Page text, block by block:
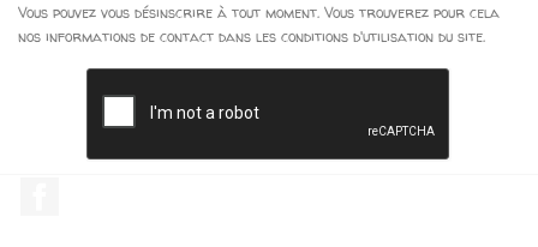
Vous pouvez vous désinscrire à tout moment. Vous trouverez pour cela
nos informations de contact dans les conditions d'utilisation du site.